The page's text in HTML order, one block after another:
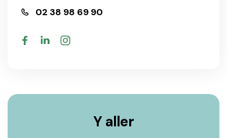
02 38 98 69 90
Y aller